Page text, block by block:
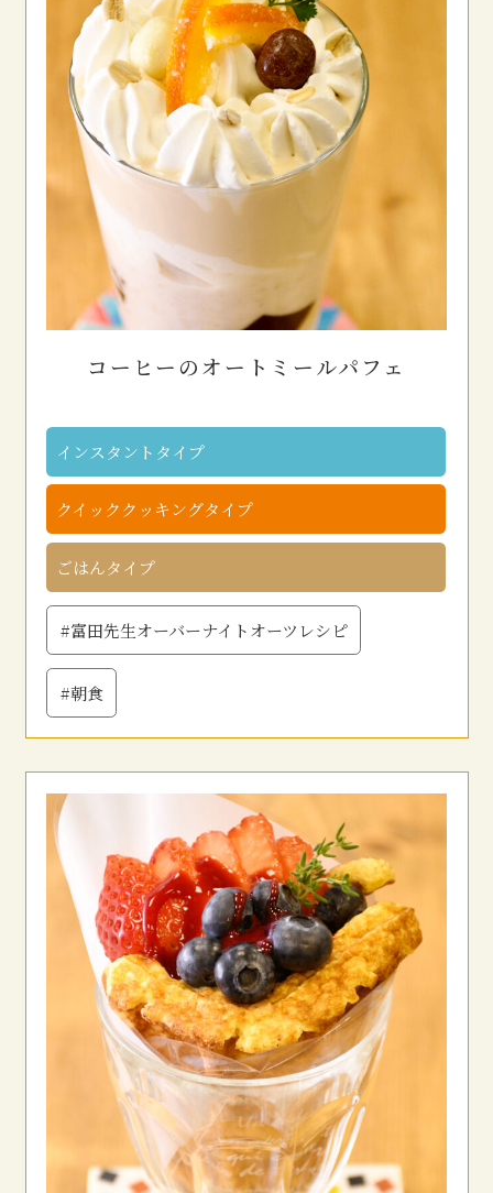
コーヒーのオートミールパフェ
インスタントタイプ
クイッククッキングタイプ
ごはんタイプ
#富田先生オーバーナイトオーツレシピ
#朝食